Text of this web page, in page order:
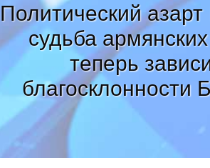
Политический
судьба
теперь
благосклонности
Тренды новостей»
Рубрики»
Правила »